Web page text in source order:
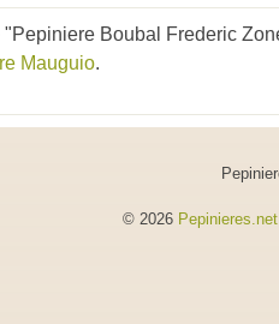
"Pepiniere Boubal Frederic
Mauguio.
© 2026 Pepinieres.net